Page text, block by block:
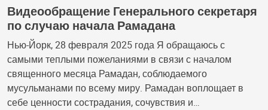
Видеообращение Генерального секретаря
по случаю начала Рамадана
Нью-Йорк, 28 февраля 2025 года Я обращаюсь с
самыми теплыми пожеланиями в связи с началом
священного месяца Рамадан, соблюдаемого
мусульманами по всему миру. Рамадан воплощает в
себе ценности сострадания, сочувствия и…